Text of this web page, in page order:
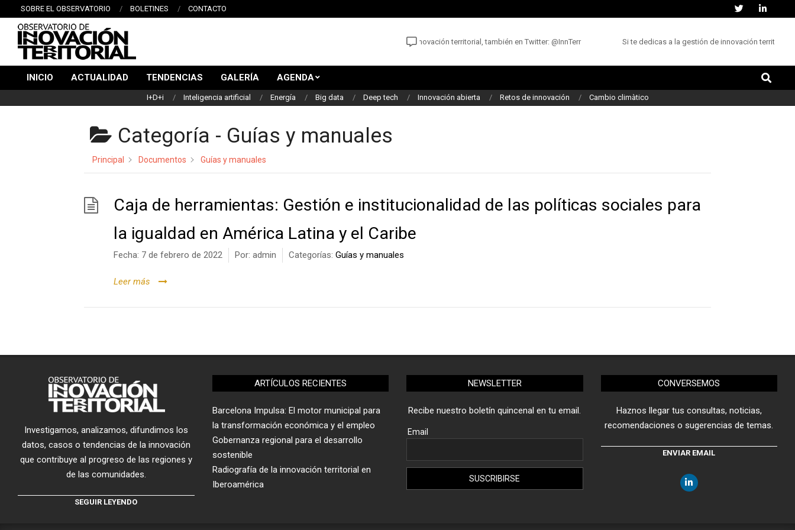
Saltar
al
contenido
SOBRE EL OBSERVATORIO BOLETINES CONTACTO
OBSERVATORIO
DE
INNOVACIÓN
TERRITORIAL
Las noticias y oportunidades para la innovación territorial, también en Twitter: @InnTerr Si te dedicas a la gestión de innovación territorial,
Menú
INICIO ACTUALIDAD TENDENCIAS GALERÍA AGENDA Buscar
I+D+i Inteligencia artificial Energía Big data Deep tech Innovación abierta Retos de innovación Cambio climàtico
Categoría - Guías y manuales
Principal Documentos Guías y manuales
Caja de herramientas: Gestión e institucionalidad de las políticas sociales para
la igualdad en América Latina y el Caribe
Fecha: 7 de febrero de 2022 Por: admin Categorías: Guías y manuales
Leer más
Investigamos, analizamos, difundimos los
datos, casos o tendencias de la innovación
que contribuye al progreso de las regiones y
de las comunidades.
SEGUIR LEYENDO
ARTÍCULOS RECIENTES
Barcelona Impulsa: El motor municipal para
la transformación económica y el empleo
Gobernanza regional para el desarrollo
sostenible
Radiografía de la innovación territorial en
Iberoamérica
NEWSLETTER
Recibe nuestro boletín quincenal en tu email.
Email
CONVERSEMOS
Haznos llegar tus consultas, noticias,
recomendaciones o sugerencias de temas.
ENVIAR EMAIL